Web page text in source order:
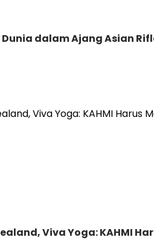
Dunia dalam Ajang Asian
Viva Yoga: KAHMI